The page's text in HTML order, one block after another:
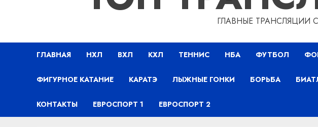
ГЛАВНЫЕ ТРАНСЛЯЦИИ
ГЛАВНАЯ НХЛ ВХЛ КХЛ ТЕННИС НБА ФУТБОЛ
ФИГУРНОЕ КАТАНИЕ КАРАТЭ ЛЫЖНЫЕ ГОНКИ БОРЬБА
КОНТАКТЫ ЕВРОСПОРТ 1 ЕВРОСПОРТ 2